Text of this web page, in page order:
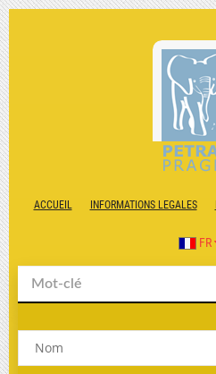
ACCUEIL INFORMATIONS LEGALES
FR
Nom